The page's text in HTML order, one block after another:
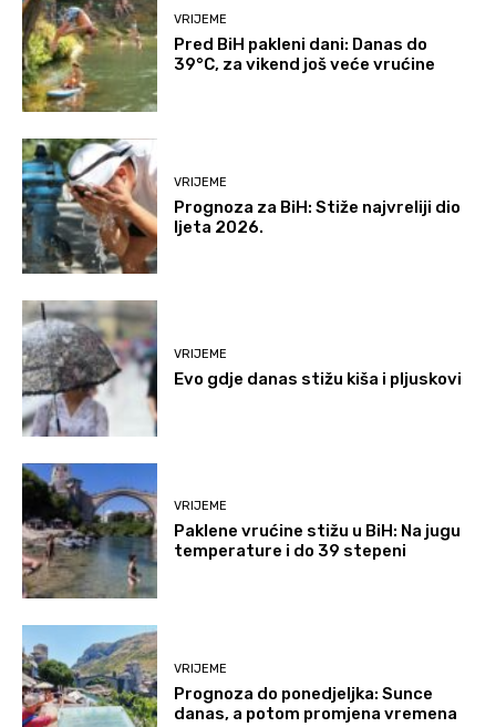
VRIJEME
Pred BiH pakleni dani: Danas do
39°C, za vikend još veće vrućine
VRIJEME
Prognoza za BiH: Stiže najvreliji dio
ljeta 2026.
VRIJEME
Evo gdje danas stižu kiša i pljuskovi
VRIJEME
Paklene vrućine stižu u BiH: Na jugu
temperature i do 39 stepeni
VRIJEME
Prognoza do ponedjeljka: Sunce
danas, a potom promjena vremena